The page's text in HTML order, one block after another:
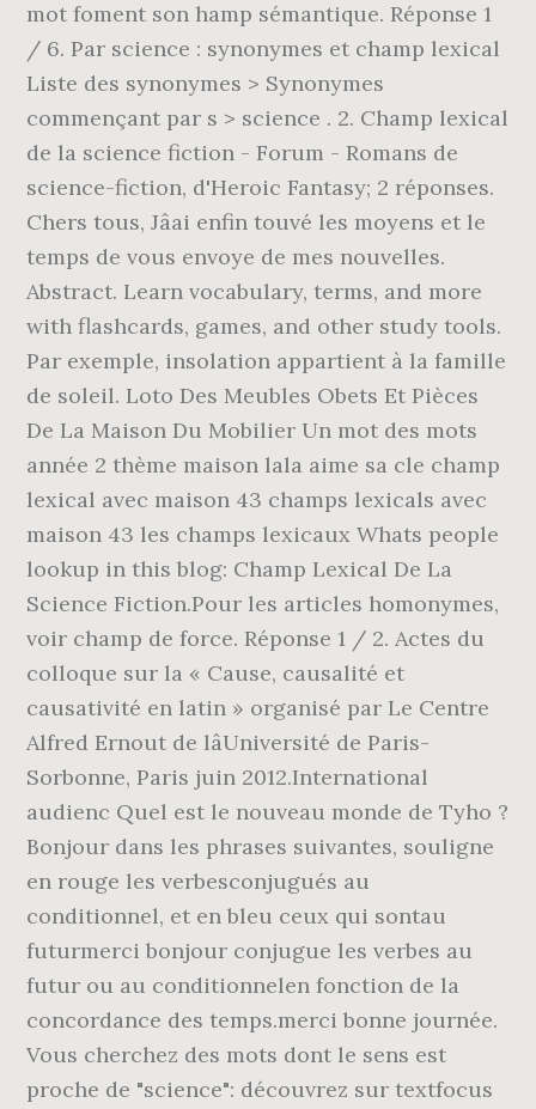
mot foment son hamp sémantique. Réponse 1
/ 6. Par science : synonymes et champ lexical
Liste des synonymes > Synonymes
commençant par s > science . 2. Champ lexical
de la science fiction - Forum - Romans de
science-fiction, d'Heroic Fantasy; 2 réponses.
Chers tous, Jâai enfin touvé les moyens et le
temps de vous envoye de mes nouvelles.
Abstract. Learn vocabulary, terms, and more
with flashcards, games, and other study tools.
Par exemple, insolation appartient à la famille
de soleil. Loto Des Meubles Obets Et Pièces
De La Maison Du Mobilier Un mot des mots
année 2 thème maison lala aime sa cle champ
lexical avec maison 43 champs lexicals avec
maison 43 les champs lexicaux Whats people
lookup in this blog: Champ Lexical De La
Science Fiction.Pour les articles homonymes,
voir champ de force. Réponse 1 / 2. Actes du
colloque sur la « Cause, causalité et
causativité en latin » organisé par Le Centre
Alfred Ernout de lâUniversité de Paris-
Sorbonne, Paris juin 2012.International
audienc Quel est le nouveau monde de Tyho ?
Bonjour dans les phrases suivantes, souligne
en rouge les verbesconjugués au
conditionnel, et en bleu ceux qui sontau
futurmerci bonjour conjugue les verbes au
futur ou au conditionnelen fonction de la
concordance des temps.merci bonne journée.
Vous cherchez des mots dont le sens est
proche de "science": découvrez sur textfocus